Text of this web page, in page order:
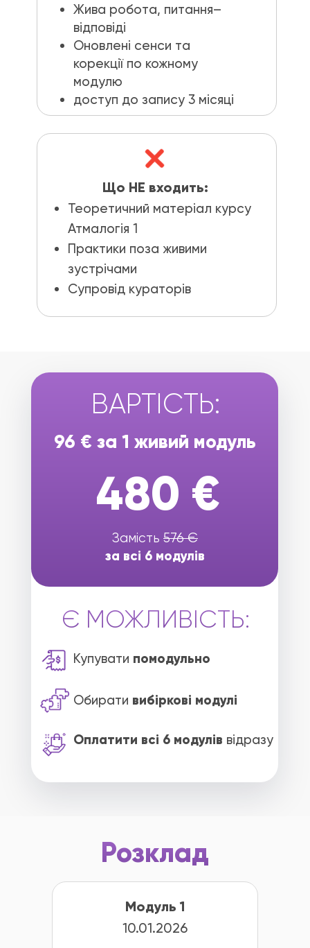
Теоретичний матеріал курсу
Атмалогія 1
Практики поза живими
зустрічами
Супровід кураторів
Жива робота, питання–
відповіді
Оновлені сенси та
корекції по кожному
модулю
доступ до запису 3 місяці
Що НЕ входить:
Оплатити всі 6 модулів відразу
Обирати вибіркові модулі
Купувати помодульно
Є МОЖЛИВІСТЬ:
Замість 576 Є
за всі 6 модулів
480 €
96 € за 1 живий модуль
ВАРТІСТЬ:
Розклад
Модуль 1
10.01.2026